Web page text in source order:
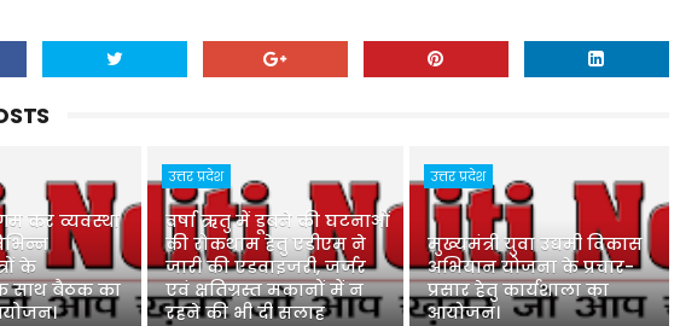
कर व्यवस्था
के
के साथ बैठक का
उत्तर प्रदेश
वर्षा ऋतु में डूबने की घटनाओं
की रोकथाम हेतु एडीएम ने
जारी की एडवाइजरी, जर्जर
एवं क्षतिग्रस्त मकानों में न
रहने की भी दी सलाह
उत्तर प्रदेश
मुख्यमंत्री युवा उद्यमी विकास
अभियान योजना के प्रचार-
प्रसार हेतु कार्यशाला का
आयोजन।